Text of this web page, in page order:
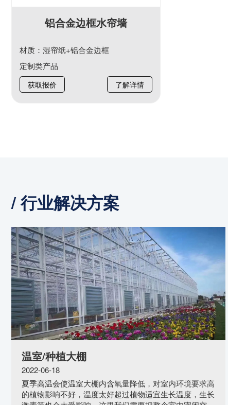
铝合金边框水帘墙
材质：湿帘纸+铝合金边框
定制类产品
获取报价 了解详情
/ 行业解决方案
温室/种植大棚
2022-06-18
夏季高温会使温室大棚内含氧量降低，对室内环境要求高
的植物影响不好，温度太好超过植物适宜生长温度，生长